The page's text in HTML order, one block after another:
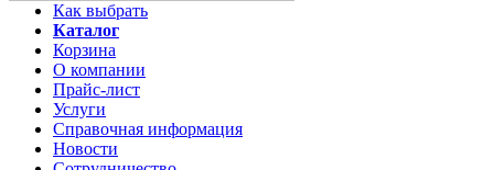
Как выбрать
Каталог
Корзина
О компании
Прайс-лист
Услуги
Справочная информация
Новости